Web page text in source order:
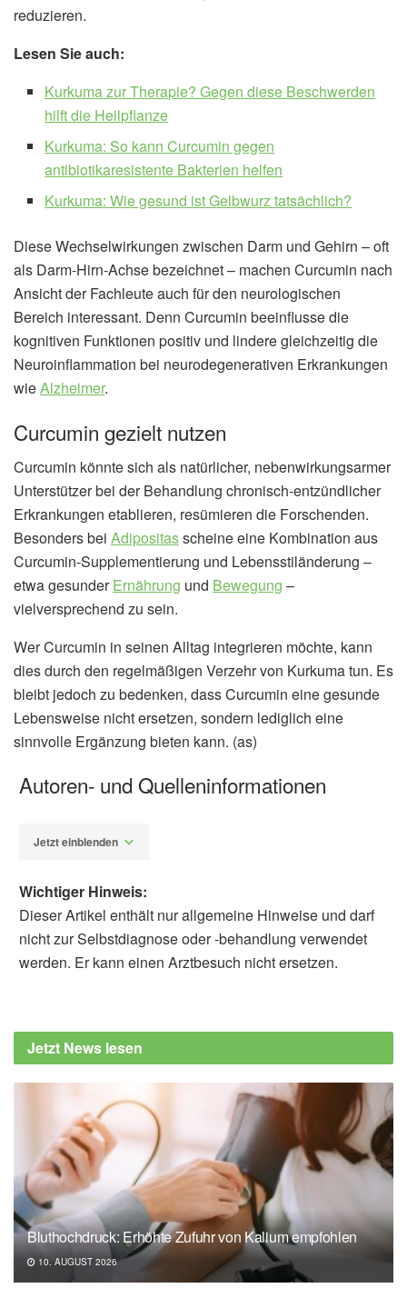
reduzieren.
Lesen Sie auch:
Kurkuma zur Therapie? Gegen diese Beschwerden
hilft die Heilpflanze
Kurkuma: So kann Curcumin gegen
antibiotikaresistente Bakterien helfen
Kurkuma: Wie gesund ist Gelbwurz tatsächlich?
Diese Wechselwirkungen zwischen Darm und Gehirn – oft
als Darm-Hirn-Achse bezeichnet – machen Curcumin nach
Ansicht der Fachleute auch für den neurologischen
Bereich interessant. Denn Curcumin beeinflusse die
kognitiven Funktionen positiv und lindere gleichzeitig die
Neuroinflammation bei neurodegenerativen Erkrankungen
wieAlzheimer.
Curcumin gezielt nutzen
Curcumin könnte sich als natürlicher, nebenwirkungsarmer
Unterstützer bei der Behandlung chronisch-entzündlicher
Erkrankungen etablieren, resümieren die Forschenden.
Besonders bei Adipositasscheine eine Kombination aus
Curcumin-Supplementierung und Lebensstiländerung –
etwa gesunderErnährung und Bewegung –
vielversprechend zu sein.
Wer Curcumin in seinen Alltag integrieren möchte, kann
dies durch den regelmäßigen Verzehr von Kurkuma tun. Es
bleibt jedoch zu bedenken, dass Curcumin eine gesunde
Lebensweise nicht ersetzen, sondern lediglich eine
sinnvolle Ergänzung bieten kann. (as)
Autoren- und Quelleninformationen
Jetzt einblenden
Mengoni, Martina Menin, Maria Luisa
Crudeli, et al.:Curcumin Modulation of the
Metabolic Disorders Prevention and
Treatment ; in: Nutrients (veröffentlicht
24.05.2025), Nutrients
Wichtiger Hinweis:
Dieser Artikel enthält nur allgemeine Hinweise und darf
nicht zur Selbstdiagnose oder -behandlung verwendet
werden. Er kann einen Arztbesuch nicht ersetzen.
Jetzt News lesen
Bluthochdruck: Erhöhte Zufuhr von Kalium empfohlen
10. AUGUST 2026